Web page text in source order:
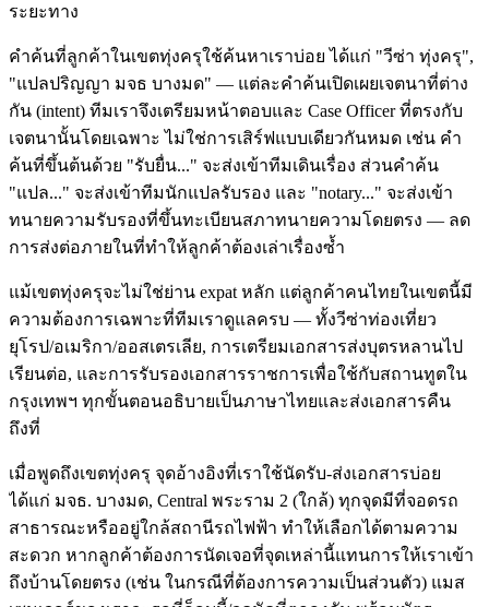
ระยะทาง
คำค้นที่ลูกค้าในเขตทุ่งครุใช้ค้นหาเราบ่อย ได้แก่ "วีซ่า ทุ่งครุ",
"แปลปริญญา มจธ บางมด" — แต่ละคำค้นเปิดเผยเจตนาที่ต่าง
กัน (intent) ทีมเราจึงเตรียมหน้าตอบและ Case Officer ที่ตรงกับ
เจตนานั้นโดยเฉพาะ ไม่ใช่การเสิร์ฟแบบเดียวกันหมด เช่น คำ
ค้นที่ขึ้นต้นด้วย "รับยื่น..." จะส่งเข้าทีมเดินเรื่อง ส่วนคำค้น
"แปล..." จะส่งเข้าทีมนักแปลรับรอง และ "notary..." จะส่งเข้า
ทนายความรับรองที่ขึ้นทะเบียนสภาทนายความโดยตรง — ลด
การส่งต่อภายในที่ทำให้ลูกค้าต้องเล่าเรื่องซ้ำ
แม้เขตทุ่งครุจะไม่ใช่ย่าน expat หลัก แต่ลูกค้าคนไทยในเขตนี้มี
ความต้องการเฉพาะที่ทีมเราดูแลครบ — ทั้งวีซ่าท่องเที่ยว
ยุโรป/อเมริกา/ออสเตรเลีย, การเตรียมเอกสารส่งบุตรหลานไป
เรียนต่อ, และการรับรองเอกสารราชการเพื่อใช้กับสถานทูตใน
กรุงเทพฯ ทุกขั้นตอนอธิบายเป็นภาษาไทยและส่งเอกสารคืน
ถึงที่
เมื่อพูดถึงเขตทุ่งครุ จุดอ้างอิงที่เราใช้นัดรับ-ส่งเอกสารบ่อย
ได้แก่ มจธ. บางมด, Central พระราม 2 (ใกล้) ทุกจุดมีที่จอดรถ
สาธารณะหรืออยู่ใกล้สถานีรถไฟฟ้า ทำให้เลือกได้ตามความ
สะดวก หากลูกค้าต้องการนัดเจอที่จุดเหล่านี้แทนการให้เราเข้า
ถึงบ้านโดยตรง (เช่น ในกรณีที่ต้องการความเป็นส่วนตัว) แมส